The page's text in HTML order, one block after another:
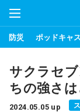
防災 ポッドキャ
サクラセ
ちの強さ
2024.05.05 up